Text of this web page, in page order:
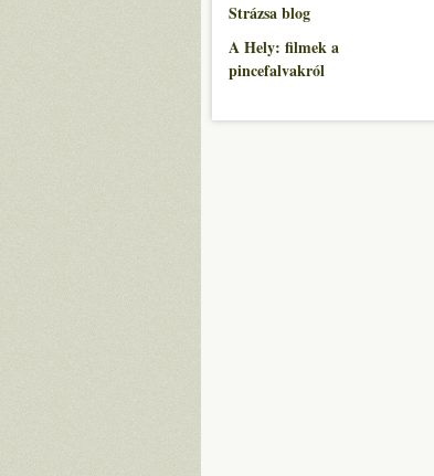
Strázsa blog
A Hely: filmek a
pincefalvakról